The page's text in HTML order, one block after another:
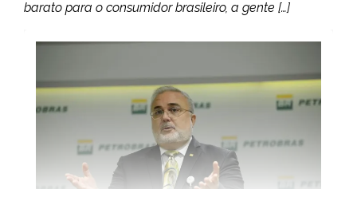
barato para o consumidor brasileiro, a gente […]